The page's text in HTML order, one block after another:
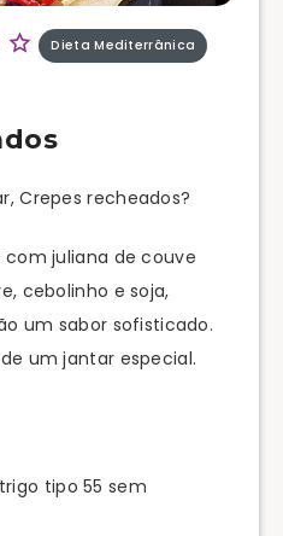
Dieta Mediterrânica
Crepes recheados?
com juliana de couve
cebolinho e soja,
um sabor sofisticado.
um jantar especial.
tipo 55 sem